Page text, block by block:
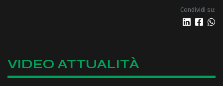
Condividi su:
VIDEO ATTUALITÀ